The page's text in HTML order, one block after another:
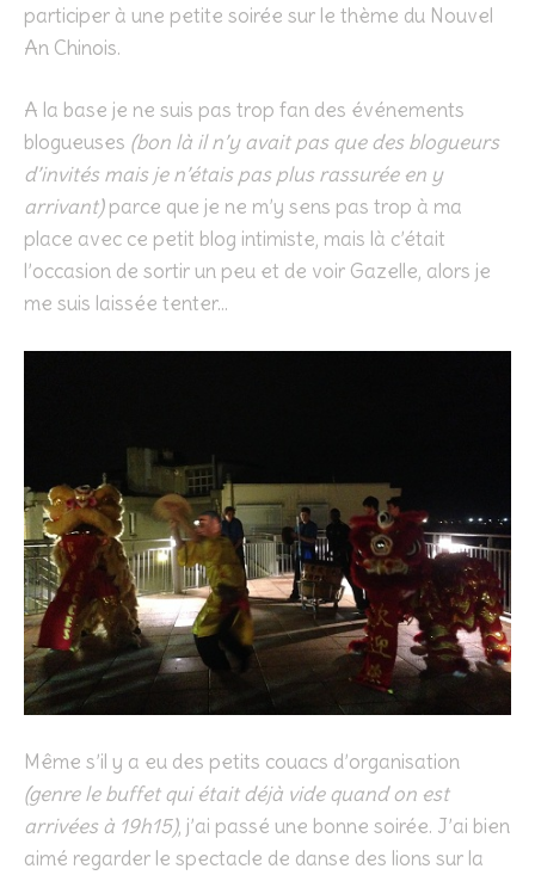
participer à une petite soirée sur le thème du Nouvel
An Chinois.
A la base je ne suis pas trop fan des événements
blogueuses (bon là il n’y avait pas que des blogueurs
d’invités mais je n’étais pas plus rassurée en y
arrivant)parce que je ne m’y sens pas trop à ma
place avec ce petit blog intimiste, mais là c’était
l’occasion de sortir un peu et de voir Gazelle, alors je
me suis laissée tenter…
Même s’il y a eu des petits couacs d’organisation
(genre le buffet qui était déjà vide quand on est
arrivées à 19h15), j’ai passé une bonne soirée. J’ai bien
aimé regarder le spectacle de danse des lions sur la